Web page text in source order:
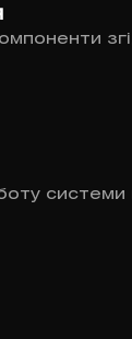
системи